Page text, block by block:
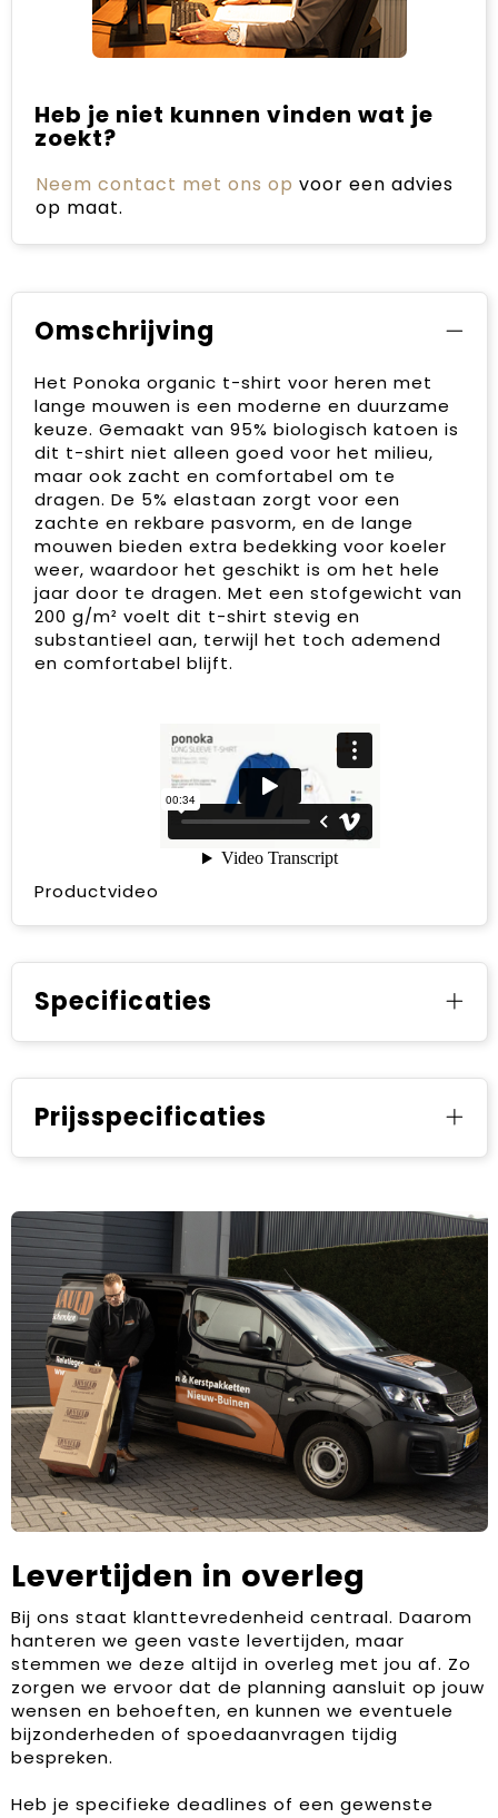
Heb je niet kunnen vinden wat je
zoekt?
Neem contact met ons op voor een advies
op maat.
Omschrijving
Het Ponoka organic t-shirt voor heren met
lange mouwen is een moderne en duurzame
keuze. Gemaakt van 95% biologisch katoen is
dit t-shirt niet alleen goed voor het milieu,
maar ook zacht en comfortabel om te
dragen. De 5% elastaan zorgt voor een
zachte en rekbare pasvorm, en de lange
mouwen bieden extra bedekking voor koeler
weer, waardoor het geschikt is om het hele
jaar door te dragen. Met een stofgewicht van
200 g/m² voelt dit t-shirt stevig en
substantieel aan, terwijl het toch ademend
en comfortabel blijft.
Productvideo
Specificaties
Prijsspecificaties
Levertijden in overleg
Bij ons staat klanttevredenheid centraal. Daarom
hanteren we geen vaste levertijden, maar
stemmen we deze altijd in overleg met jou af. Zo
zorgen we ervoor dat de planning aansluit op jouw
wensen en behoeften, en kunnen we eventuele
bijzonderheden of spoedaanvragen tijdig
bespreken.
Heb je specifieke deadlines of een gewenste